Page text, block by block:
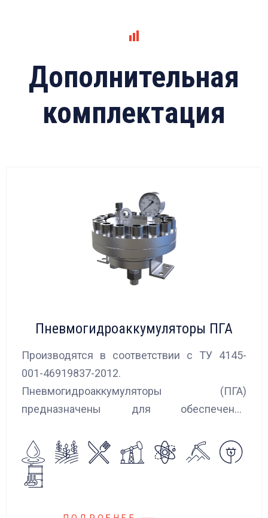
Дополнительная
комплектация
Пневмогидроаккумуляторы ПГА
Производятся в соответствии с ТУ 4145-
001-46919837-2012.
Пневмогидроаккумуляторы (ПГА)
предназначены для обеспечения
колебаний потока жидкости, возникающих в
гидравлических системах.